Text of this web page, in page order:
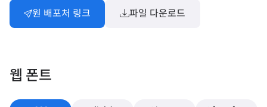
원 배포처 링크 파일 다운로드
웹 폰트